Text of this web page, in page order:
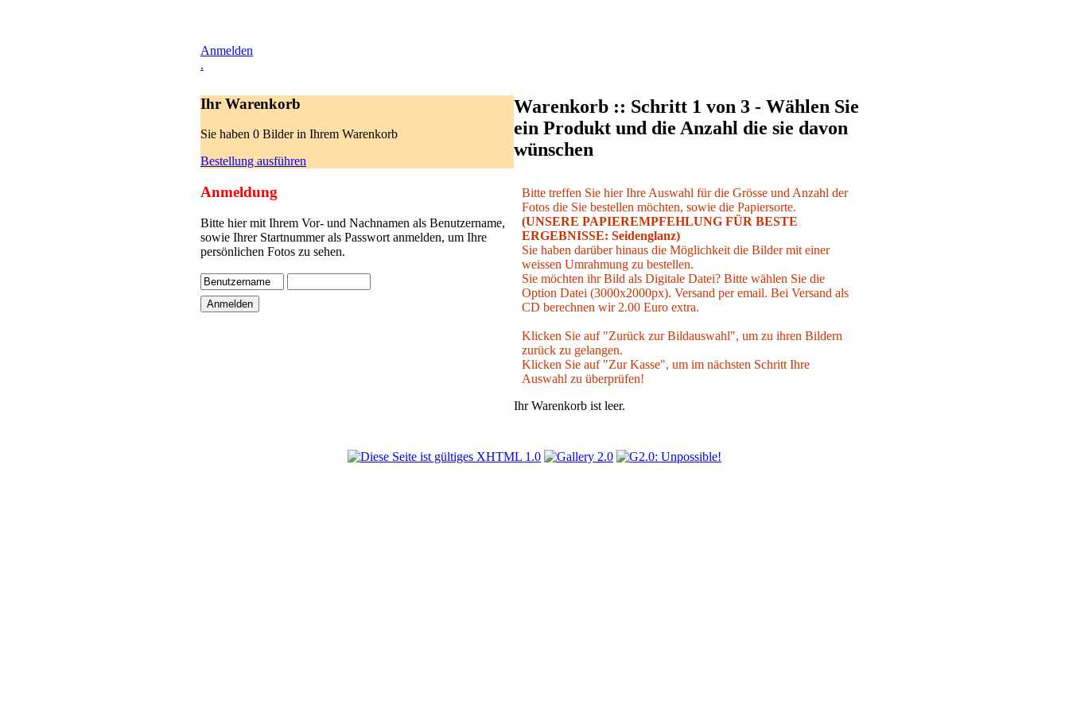
Anmelden
.
Ihr Warenkorb
Sie haben 0 Bilder in Ihrem Warenkorb
Bestellung ausführen
Anmeldung
Bitte hier mit Ihrem Vor- und Nachnamen als Benutzername,
sowie Ihrer Startnummer als Passwort anmelden, um Ihre
persönlichen Fotos zu sehen.
Warenkorb :: Schritt 1 von 3 - Wählen Sie
ein Produkt und die Anzahl die sie davon
wünschen
Bitte treffen Sie hier Ihre Auswahl für die Grösse und Anzahl der
Fotos die Sie bestellen möchten, sowie die Papiersorte.
(UNSERE PAPIEREMPFEHLUNG FÜR BESTE
ERGEBNISSE: Seidenglanz)
Sie haben darüber hinaus die Möglichkeit die Bilder mit einer
weissen Umrahmung zu bestellen.
Sie möchten ihr Bild als Digitale Datei? Bitte wählen Sie die
Option Datei (3000x2000px). Versand per email. Bei Versand als
CD berechnen wir 2.00 Euro extra.
Klicken Sie auf "Zurück zur Bildauswahl", um zu ihren Bildern
zurück zu gelangen.
Klicken Sie auf "Zur Kasse", um im nächsten Schritt Ihre
Auswahl zu überprüfen!
Ihr Warenkorb ist leer.